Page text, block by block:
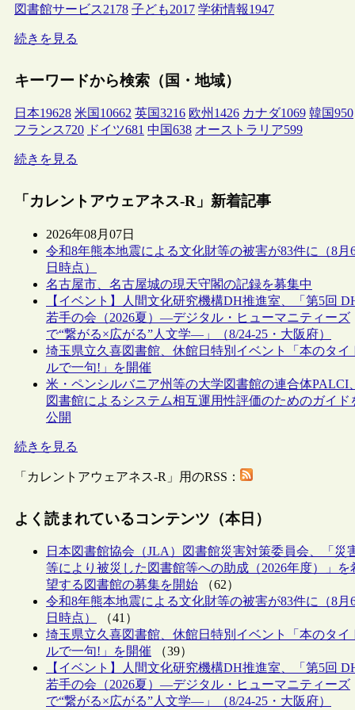
図書館サービス2178 子ども2017 学術情報1947
続きを見る
キーワードから検索（国・地域）
日本19628 米国 10662 英国3216 欧州 1426 カナダ1069 韓国950
フランス720 ドイツ681 中国638 オーストラリア599
続きを見る
「カレントアウェアネス-R」新着記事
2026年08月07日
令和8年熊本地震による文化財等の被害が83件に（8月
日時点）
名古屋市、名古屋城の現天守閣の記録を募集中
【イベント】人間文化研究機構DH推進室、「第5回
若手の会（2026夏）―デジタル・ヒューマニティーズ
で“繋がる×広がる”人文学―」（8/24-25・大阪府）
埼玉県立久喜図書館、休館日特別イベント「本のタイ
ルで一句!」を開催
米・ペンシルバニア州等の大学図書館の連合体PALCI、
図書館によるシステム相互運用性評価のためのガイド
公開
続きを見る
「カレントアウェアネス-R」用のRSS：
よく読まれているコンテンツ（本日）
日本図書館協会（JLA）図書館災害対策委員会、「災
等により被災した図書館等への助成（2026年度）」を
望する図書館の募集を開始 （62）
令和8年熊本地震による文化財等の被害が83件に（8月
日時点）
（41）
埼玉県立久喜図書館、休館日特別イベント「本のタイ
ルで一句!」を開催 （39）
【イベント】人間文化研究機構DH推進室、「第5回
若手の会（2026夏）―デジタル・ヒューマニティーズ
で“繋がる×広がる”人文学―」（8/24-25・大阪府）